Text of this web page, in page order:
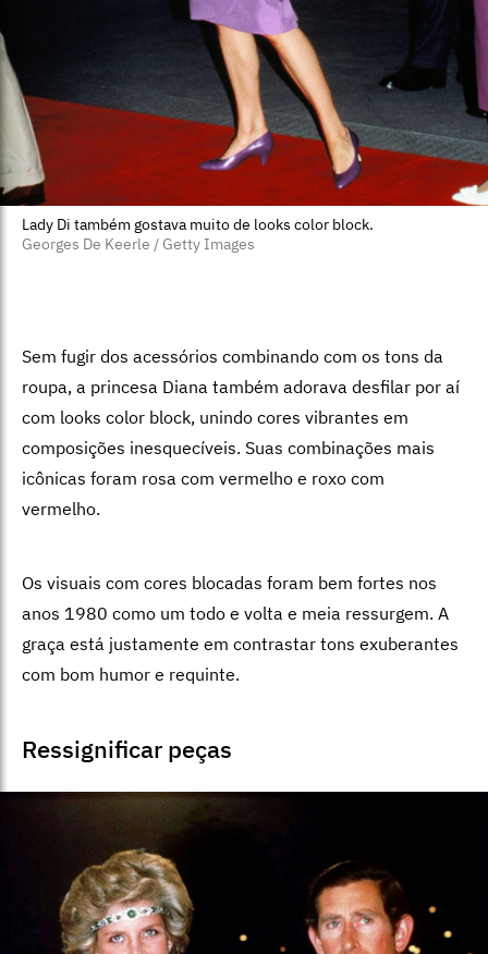
Lady Di também gostava muito de looks color block.
Georges De Keerle / Getty Images
Sem fugir dos acessórios combinando com os tons da
roupa, a princesa Diana também adorava desfilar por aí
com looks color block, unindo cores vibrantes em
composições inesquecíveis. Suas combinações mais
icônicas foram rosa com vermelho e roxo com
vermelho.
Os visuais com cores blocadas foram bem fortes nos
anos 1980 como um todo e volta e meia ressurgem. A
graça está justamente em contrastar tons exuberantes
com bom humor e requinte.
Ressignificar peças